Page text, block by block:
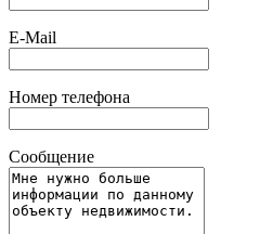
E-Mail
Номер телефона
Сообщение